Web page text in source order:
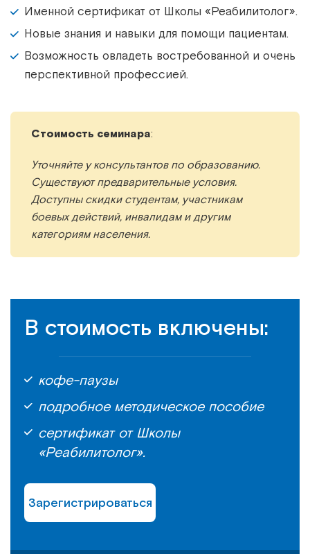
Именной сертификат от Школы «Реабилитолог».
Новые знания и навыки для помощи пациентам.
Возможность овладеть востребованной и очень
перспективной профессией.
Стоимость семинара:
Уточняйте у консультантов по образованию.
Существуют предварительные условия.
Доступны скидки студентам, участникам
боевых действий, инвалидам и другим
категориям населения.
В стоимость включены:
кофе-паузы
подробное методическое пособие
сертификат от Школы
«Реабилитолог».
Зарегистрироваться